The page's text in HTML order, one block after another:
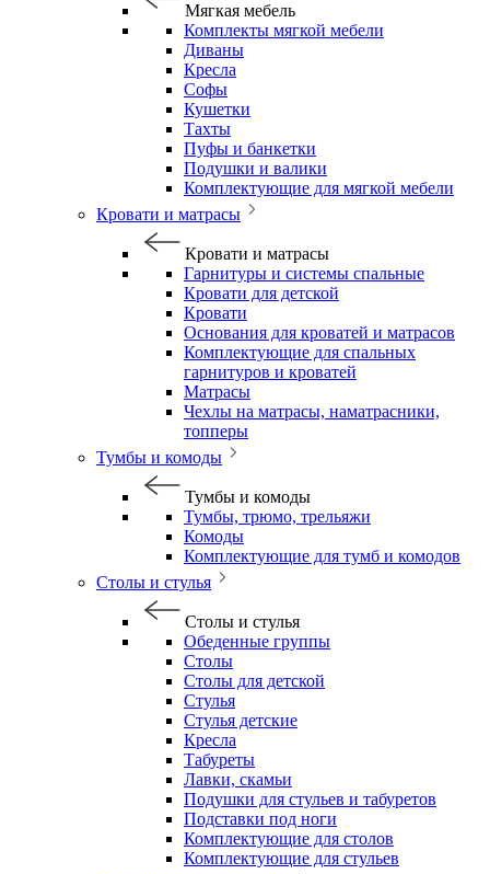
Мягкая мебель
Комплекты мягкой мебели
Диваны
Кресла
Софы
Кушетки
Тахты
Пуфы и банкетки
Подушки и валики
Комплектующие для мягкой мебели
Кровати и матрасы
Кровати и матрасы
Гарнитуры и системы спальные
Кровати для детской
Кровати
Основания для кроватей и матрасов
Комплектующие для спальных
гарнитуров и кроватей
Матрасы
Чехлы на матрасы, наматрасники,
топперы
Тумбы и комоды
Тумбы и комоды
Тумбы, трюмо, трельяжи
Комоды
Комплектующие для тумб и комодов
Столы и стулья
Столы и стулья
Обеденные группы
Столы
Столы для детской
Стулья
Стулья детские
Кресла
Табуреты
Лавки, скамьи
Подушки для стульев и табуретов
Подставки под ноги
Комплектующие для столов
Комплектующие для стульев